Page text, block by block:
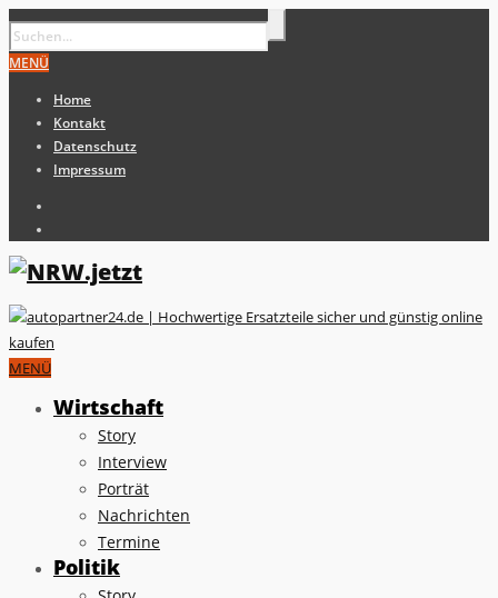
MENÜ
Home
Kontakt
Datenschutz
Impressum
MENÜ
Wirtschaft
Story
Interview
Porträt
Nachrichten
Termine
Politik